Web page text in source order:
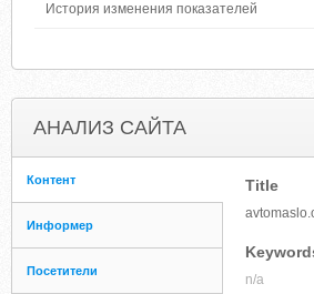
История изменения показателей
АНАЛИЗ САЙТА
Контент
Информер
Посетители
Title
n/a